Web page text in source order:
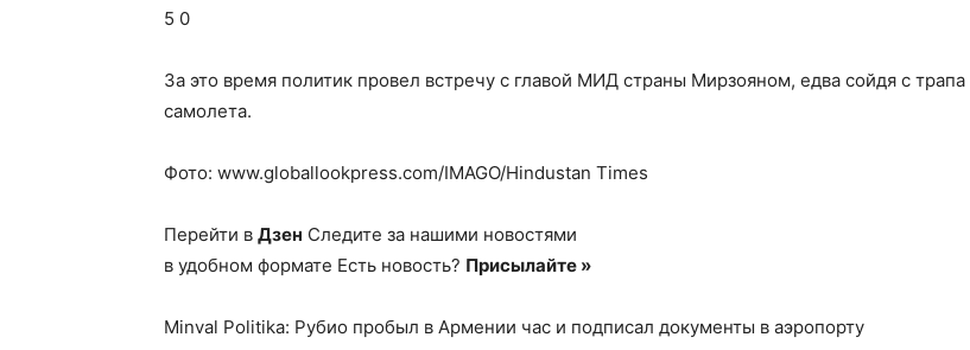
нем
5 0
За это время политик провел встречу с главой МИД страны Мирзояном, едва сойдя с трапа
самолета.
Фото: www.globallookpress.com/IMAGO/Hindustan Times
Перейти в Дзен Следите за нашими новостями
в удобном формате Есть новость? Присылайте »
Minval Politikа: Рубио пробыл в Армении час и подписал документы в аэропорту